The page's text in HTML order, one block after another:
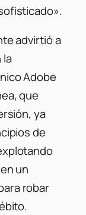
advirtió a
la
Adobe
que
ya
de
un
robar